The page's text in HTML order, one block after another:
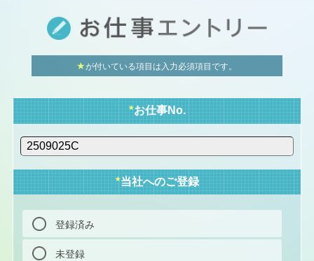
★が付いている項目は入力必須項目です。
★お仕事No.
★当社へのご登録
登録済み
未登録